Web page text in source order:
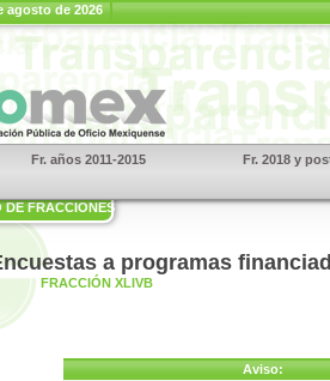
agosto de 2026
Fr. años 2011-2015 Fr. 2018 y
DE FRACCIONES
a programas
FRACCIÓN XLIVB
Aviso: